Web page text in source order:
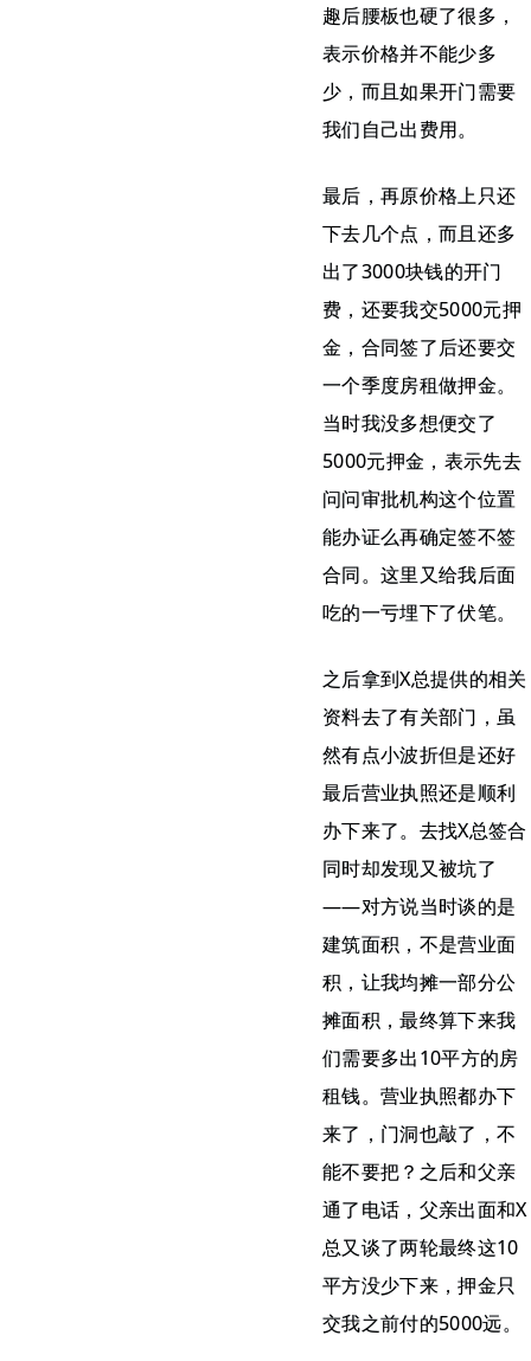
趣后腰板也硬了很多，
表示价格并不能少多
少，而且如果开门需要
我们自己出费用。
最后，再原价格上只还
下去几个点，而且还多
出了3000块钱的开门
费，还要我交5000元押
金，合同签了后还要交
一个季度房租做押金。
当时我没多想便交了
5000元押金，表示先去
问问审批机构这个位置
能办证么再确定签不签
合同。这里又给我后面
吃的一亏埋下了伏笔。
之后拿到X总提供的相关
资料去了有关部门，虽
然有点小波折但是还好
最后营业执照还是顺利
办下来了。去找X总签合
同时却发现又被坑了
——对方说当时谈的是
建筑面积，不是营业面
积，让我均摊一部分公
摊面积，最终算下来我
们需要多出10平方的房
租钱。营业执照都办下
来了，门洞也敲了，不
能不要把？之后和父亲
通了电话，父亲出面和X
总又谈了两轮最终这10
平方没少下来，押金只
交我之前付的5000远。